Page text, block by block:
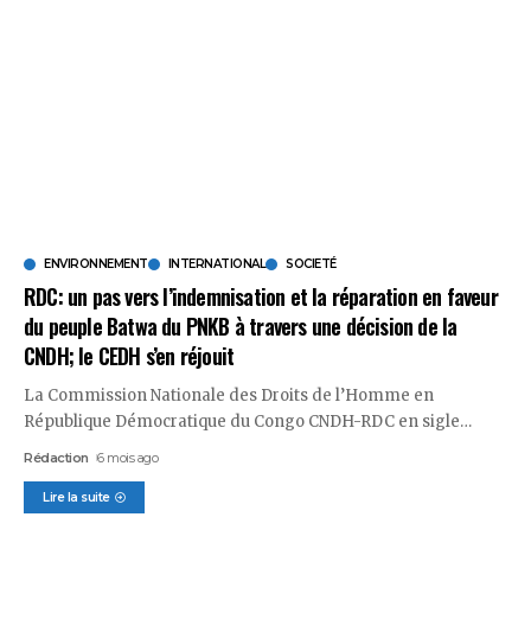
ENVIRONNEMENT INTERNATIONAL SOCIETÉ
RDC: un pas vers l’indemnisation et la réparation en faveur
du peuple Batwa du PNKB à travers une décision de la
CNDH; le CEDH s’en réjouit
La Commission Nationale des Droits de l’Homme en
République Démocratique du Congo CNDH-RDC en sigle…
Rédaction 6 mois ago
Lire la suite